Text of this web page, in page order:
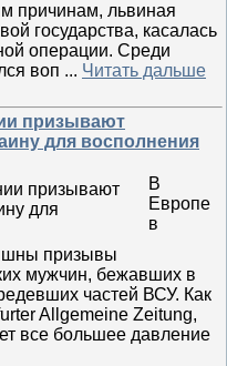
причинам, львиная
государства, касалась
операции. Среди
воп ... Читать дальше
призывают
для восполнения
В
Европе
в
призывы
мужчин, бежавших в
частей ВСУ. Как
Allgemeine Zeitung,
все большее давление